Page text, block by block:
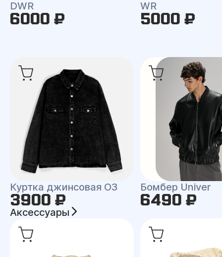
DWR
6000 ₽
WR
5000 ₽
Куртка джинсовая O3
3900 ₽
Бомбер Univer
6490 ₽
Аксессуары